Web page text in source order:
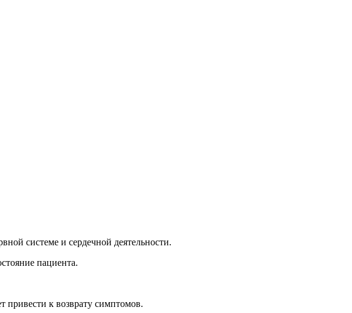
системе и сердечной деятельности.
пациента.
привести к возврату симптомов.